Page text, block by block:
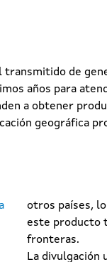
de
años para
a obtener
geográfica
otros países,
este producto
fronteras.
La divulgación